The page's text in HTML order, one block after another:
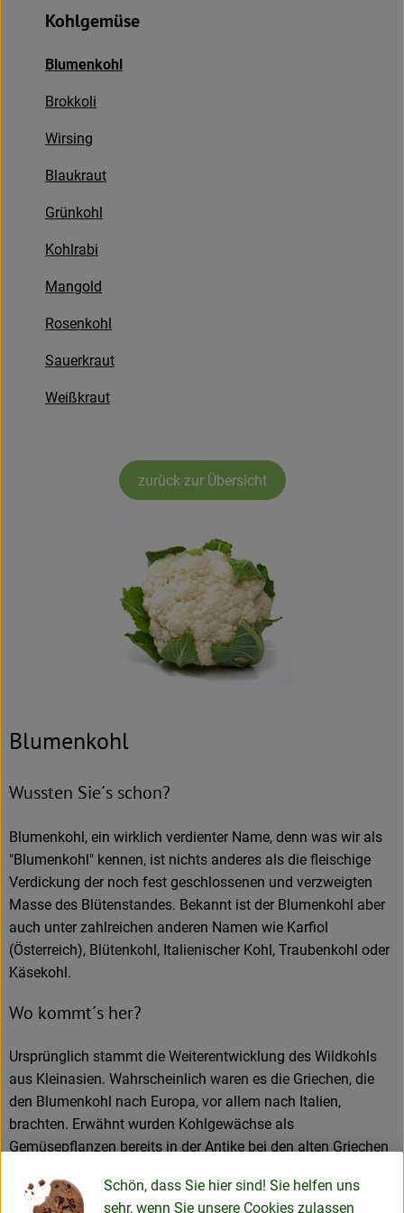
Neues & Angebote
Obst & Gemüse
Frisches
Speisekammer
Getränke
BioDrogerie
So gehts
Über uns
Blog
Bio-Kochboxen
Kohlgemüse
Blumenkohl
Brokkoli
Wirsing
Blaukraut
Grünkohl
Kohlrabi
Mangold
Rosenkohl
Sauerkraut
Weißkraut
zurück zur Übersicht
Blumenkohl
Wussten Sie´s schon?
Blumenkohl, ein wirklich verdienter Name, denn was wir als
"Blumenkohl" kennen, ist nichts anderes als die fleischige
Verdickung der noch fest geschlossenen und verzweigten
Masse des Blütenstandes. Bekannt ist der Blumenkohl aber
auch unter zahlreichen anderen Namen wie Karfiol
(Österreich), Blütenkohl, Italienischer Kohl, Traubenkohl oder
Käsekohl.
Wo kommt´s her?
Ursprünglich stammt die Weiterentwicklung des Wildkohls
aus Kleinasien. Wahrscheinlich waren es die Griechen, die
den Blumenkohl nach Europa, vor allem nach Italien,
brachten. Erwähnt wurden Kohlgewächse als
Gemüsepflanzen bereits in der Antike bei den alten Griechen
Schön, dass Sie hier sind! Sie helfen uns
sehr, wenn Sie unsere Cookies zulassen